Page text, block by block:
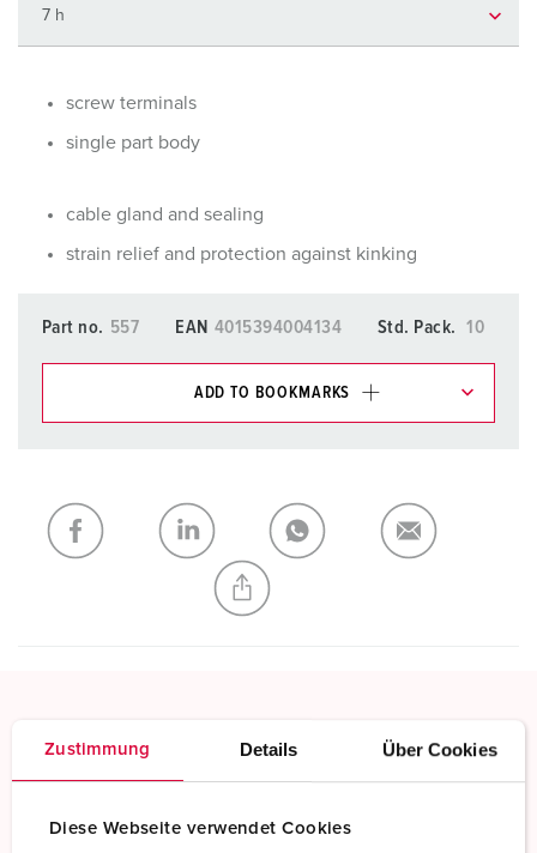
Zustimmung Details Über Cookies
Diese Webseite verwendet Cookies
screw terminals
single part body
cable gland and sealing
strain relief and protection against kinking
Part no. 557 EAN 4015394004134 Std. Pack. 10
ADD TO BOOKMARKS
My list ADD
CREATE A NEW LIST
Screw terminals
Read more